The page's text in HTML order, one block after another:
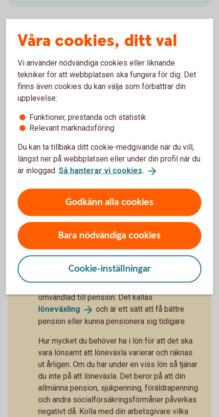
Få pengar att växa
Genom att spara regelbundet, vara långsiktig och ta
hänsyn till avgifter kan även ett blygsamt men
regelbundet sparande med tiden växa till ett
Så får du pengar att växa - läs vår rapport
(pdf)
Finns det andra sätt att trygga
sin pension? Arturo tipsar
Löneväxling - ett sätt att öka
pensionen
Du som anställd kan få en del av din lön
omvandlad till pension. Det kallas
löneväxling
och är ett sätt att få bättre
pension eller kunna pensionera sig tidigare.
Hur mycket du behöver ha i lön för att det ska
vara lönsamt att löneväxla varierar och räknas
ut årligen. Om du har under en viss lön så tjänar
du inte på att löneväxla. Det beror på att din
allmänna pension, sjukpenning, föräldrapenning
och andra socialförsäkringsförmåner påverkas
negativt då. Kolla med din arbetsgivare vilka
Våra cookies, ditt val
Vi använder nödvändiga cookies eller liknande
tekniker för att webbplatsen ska fungera för dig. Det
finns även cookies du kan välja som förbättrar din
upplevelse:
Funktioner, prestanda och statistik
Relevant marknadsföring
Du kan ta tillbaka ditt cookie-medgivande när du vill,
längst ner på webbplatsen eller under din profil när du
är inloggad. Så hanterar vi cookies.
Godkänn alla cookies
Bara nödvändiga cookies
Cookie-inställningar